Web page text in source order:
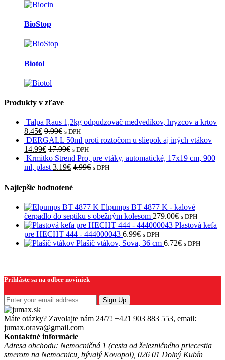
BioStop
Biotol
Produkty v zľave
Talpa Raus 1,2kg odpudzovač medvedíkov, hryzcov a krtov
8.45€ 9.99€ s DPH
DERGALL 50ml proti roztočom u sliepok aj iných vtákov
14.99€ 17.99€ s DPH
Krmitko Strend Pro, pre vtáky, automatické, 17x19 cm, 900
ml, plast 3.19€ 4.99€ s DPH
Najlepšie hodnotené
Elpumps BT 4877 K - kalové
čerpadlo do septiku s obežným kolesom 279.00€ s DPH
Plastová kefa
pre HECHT 444 - 444000043 6.99€ s DPH
Plašič vtákov, Sova, 36 cm 6.72€ s DPH
Prihláste sa na odber noviniek
Sign Up
Máte otázky? Zavolajte nám 24/7! +421 903 883 553, email:
jumax.orava@gmail.com
Kontaktné informácie
Adresa obchodu: Nemocničná 1 (cesta od železničného priecestia
smerom na Nemocnicu, bývalý Kovopol), 026 01 Dolný Kubín